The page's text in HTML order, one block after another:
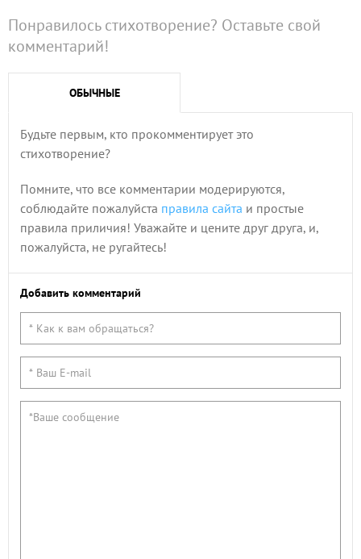
Понравилось стихотворение? Оставьте свой
комментарий!
ОБЫЧНЫЕ
Будьте первым, кто прокомментирует это
стихотворение?
Помните, что все комментарии модерируются,
соблюдайте пожалуйста правила сайта и простые
правила приличия! Уважайте и цените друг друга, и,
пожалуйста, не ругайтесь!
Добавить комментарий